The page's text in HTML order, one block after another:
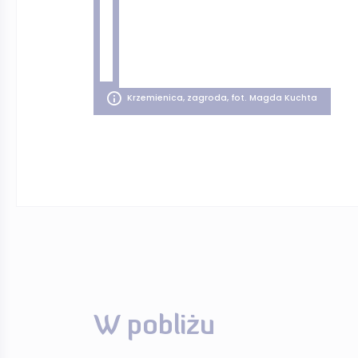
Krzemienica, zagroda, fot. Magda Kuchta
W pobliżu